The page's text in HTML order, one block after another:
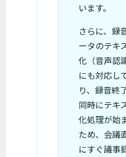
います。
さらに、録
ータのテキ
化（音声認
にも対応し
り、録音終
同時にテキ
化処理が始
ため、会議
にすぐ議事